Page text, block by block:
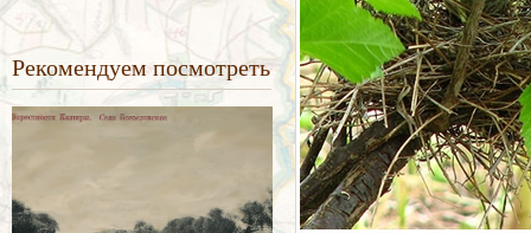
Рекомендуем посмотреть